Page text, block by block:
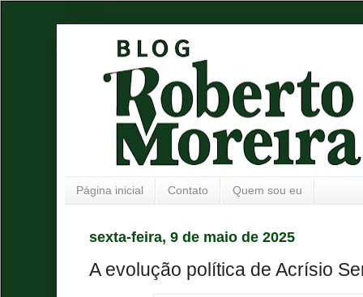
Página inicial Contato Quem sou eu
sexta-feira, 9 de maio de 2025
A evolução política de Acrísio